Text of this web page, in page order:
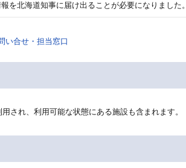
北海道知事に届け出ることが必要になりました。
い合せ・担当窓口
され、利用可能な状態にある施設も含まれます。